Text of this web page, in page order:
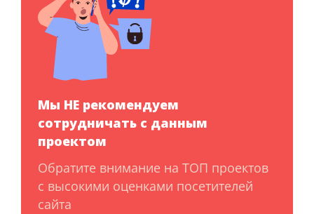
Мы НЕ рекомендуем
сотрудничать с данным
проектом
Обратите внимание на ТОП проектов
с высокими оценками посетителей
сайта